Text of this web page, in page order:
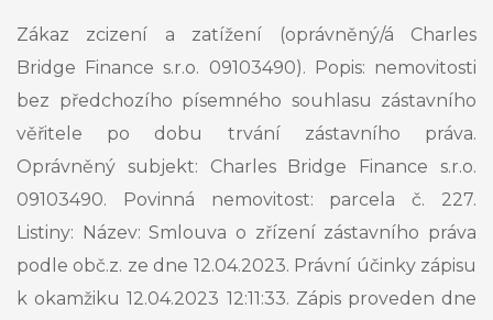
Zákaz zcizení a zatížení (oprávněný/á Charles
Bridge Finance s.r.o. 09103490). Popis: nemovitosti
bez předchozího písemného souhlasu zástavního
věřitele po dobu trvání zástavního práva.
Oprávněný subjekt: Charles Bridge Finance s.r.o.
09103490. Povinná nemovitost: parcela č. 227.
Listiny: Název: Smlouva o zřízení zástavního práva
podle obč.z. ze dne 12.04.2023. Právní účinky zápisu
k okamžiku 12.04.2023 12:11:33. Zápis proveden dne